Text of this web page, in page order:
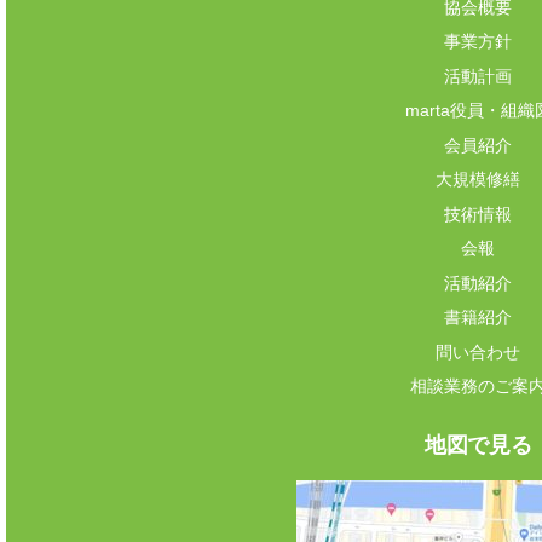
協会概要
事業方針
活動計画
marta役員・組織
会員紹介
大規模修繕
技術情報
会報
活動紹介
書籍紹介
問い合わせ
相談業務のご案
地図で見る